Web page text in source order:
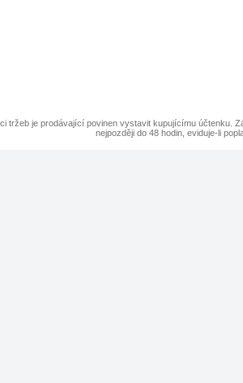
tržeb je prodávající povinen vystavit kupujícímu účtenku.
nejpozději do 48 hodin, eviduje-li